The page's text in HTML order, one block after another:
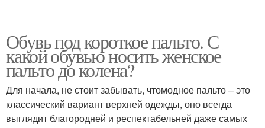
Обувь под короткое пальто. С
какой обувью носить женское
пальто до колена?
Для начала, не стоит забывать, чтомодное пальто – это
классический вариант верхней одежды, оно всегда
выглядит благородней и респектабельней даже самых